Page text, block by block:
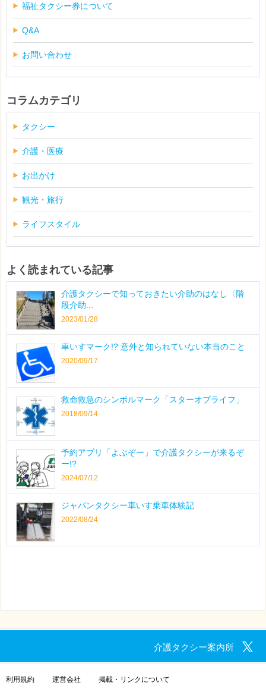
福祉タクシー券について
Q&A
お問い合わせ
コラムカテゴリ
タクシー
介護・医療
お出かけ
観光・旅行
ライフスタイル
よく読まれている記事
介護タクシーで知っておきたい介助のはなし〈階
段介助...
2023/01/28
車いすマーク!? 意外と知られていない本当のこと
2020/09/17
救命救急のシンボルマーク「スターオブライフ」
2018/09/14
予約アプリ「よぶぞー」で介護タクシーが来るぞ
ー!?
2024/07/12
ジャパンタクシー車いす乗車体験記
2022/08/24
介護タクシー案内所
利用規約 運営会社 掲載・リンクについて